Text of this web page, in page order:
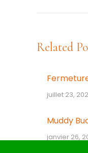
Related
juillet 23,
Muddy
janvier 26,